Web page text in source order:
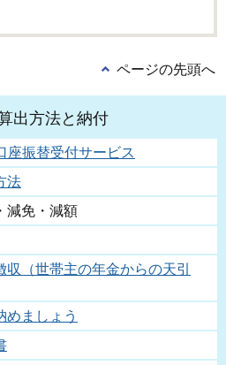
ページの先頭へ
出方法と納付
座振替受付サービス
法
減免・減額
（世帯主の年金からの天引
めましょう